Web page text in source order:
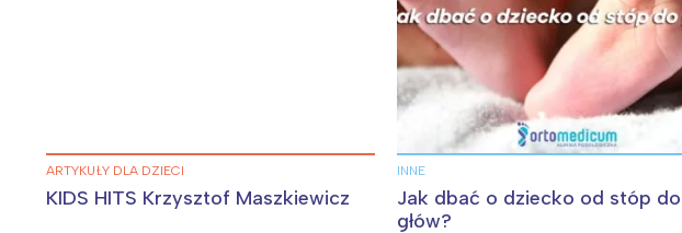
ARTYKUŁY DLA DZIECI
KIDS HITS Krzysztof Maszkiewicz
INNE
Jak dbać o dziecko od stóp do
głów?